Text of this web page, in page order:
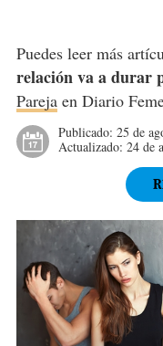
Puedes leer más
relación va a durar
Parejaen Diario
Publicado: 25 de
Actualizado: 24 de